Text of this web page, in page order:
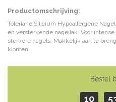
Productomschrijving:
Toleriane Silicium Hypoallergene
en versterkende nagellak. Voor
sterkere nagels. Makkelijk aan te
klonten.
Bestel
10 :